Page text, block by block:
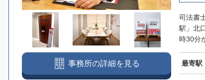
司法書
駅」北
時30分
最寄駅
事務所の詳細を見る